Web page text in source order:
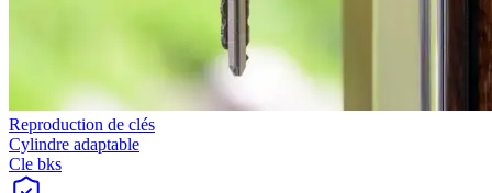
Reproduction de clés
Cylindre adaptable
Cle bks